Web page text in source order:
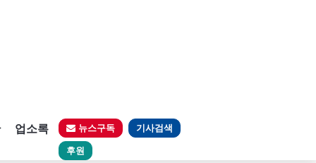
업소록 뉴스구독 기사검색
후원